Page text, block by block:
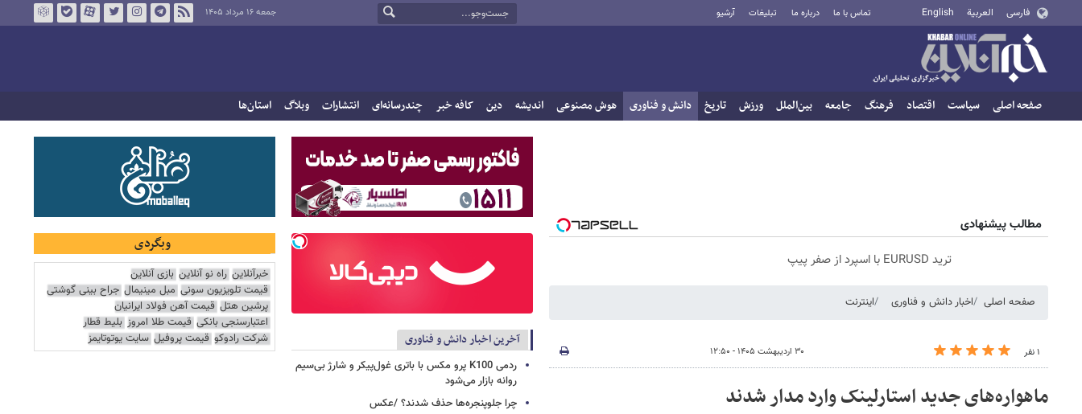
فارسی العربية English تماس با ما درباره ما تبلیغات آرشیو جمعه ۱۶ مرداد ۱۴۰۵
صفحه اصلی سیاست اقتصاد فرهنگ جامعه بین‌الملل ورزش تاریخ دانش و فناوری هوش مصنوعی اندیشه دین کافه خبر چندرسانه‌ای انتشارات وبلاگ استان‌ها
مطالب پیشنهادی
ترید EURUSD با اسپرد از صفر پیپ
صفحه اصلی اخبار دانش و فناوری اینترنت
۱ نفر ۳۰ اردیبهشت ۱۴۰۵ - ۱۲:۵۰
ماهواره‌های جدید استارلینک وارد مدار شدند
آخرین اخبار دانش و فناوری
ردمی K100 پرو مکس با باتری غول‌پیکر و شارژ بی‌سیم
روانه بازار می‌شود
چرا جلوپنجره‌ها حذف شدند؟ /عکس
وبگردی
خبرآنلاین راه نو آنلاین بازی آنلاین
قیمت تلویزیون سونی مبل مینیمال جراح بینی گوشتی
پرشین هتل قیمت آهن فولاد ایرانیان
اعتبارسنجی بانکی قیمت طلا امروز بلیط قطار
شرکت رادوکو قیمت پروفیل سایت یوتوتایمز